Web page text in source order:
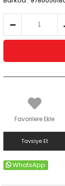
Favorilere Ekle
Tavsiye Et
WhatsApp